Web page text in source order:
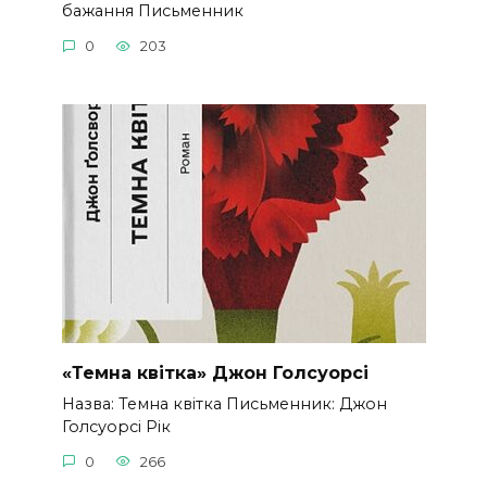
бажання Письменник
0 203
«Темна квітка» Джон Голсуорсі
Назва: Темна квітка Письменник: Джон
Голсуорсі Рік
0 266